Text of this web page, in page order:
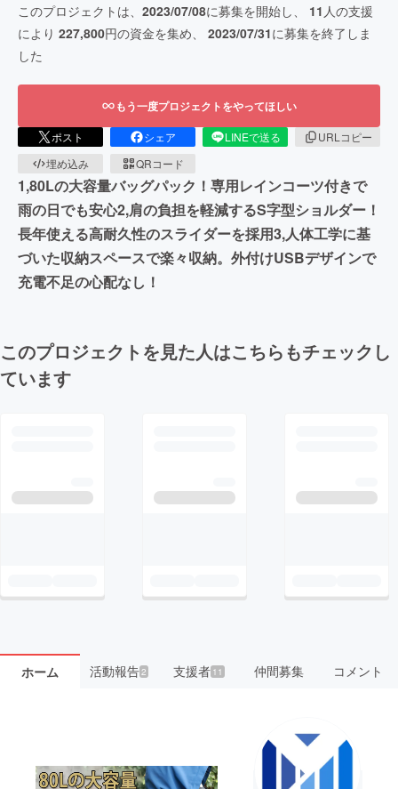
このプロジェクトは、 2023/07/08に募集を開始し、 11 人の支援
により 227,800円の資金を集め、 2023/07/31に募集を終了しま
した
もう一度プロジェクトをやってほしい
ポスト シェア LINEで送る
URLコピー
埋め込み
QRコード
1,80Lの大容量バッグパック！専用レインコーツ付きで
雨の日でも安心2,肩の負担を軽減するS字型ショルダー！
長年使える高耐久性のスライダーを採用3,人体工学に基
づいた収納スペースで楽々収納。外付けUSBデザインで
充電不足の心配なし！
このプロジェクトを見た人はこちらもチェックし
ています
ホーム 活動報告2 支援者 11 仲間募集 コメント